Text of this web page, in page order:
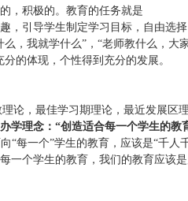
，积极的。教育的任务就是
，引导学生制定学习目标，自由选
，我就学什么”，“老师教什么，大
的体现，个性得到充分的发展。
论，最佳学习期理论，最近发展区
办学理念：“创造适合每一个学生的教
“每一个”学生的教育，应该是“千
一个学生的教育，我们的教育应该